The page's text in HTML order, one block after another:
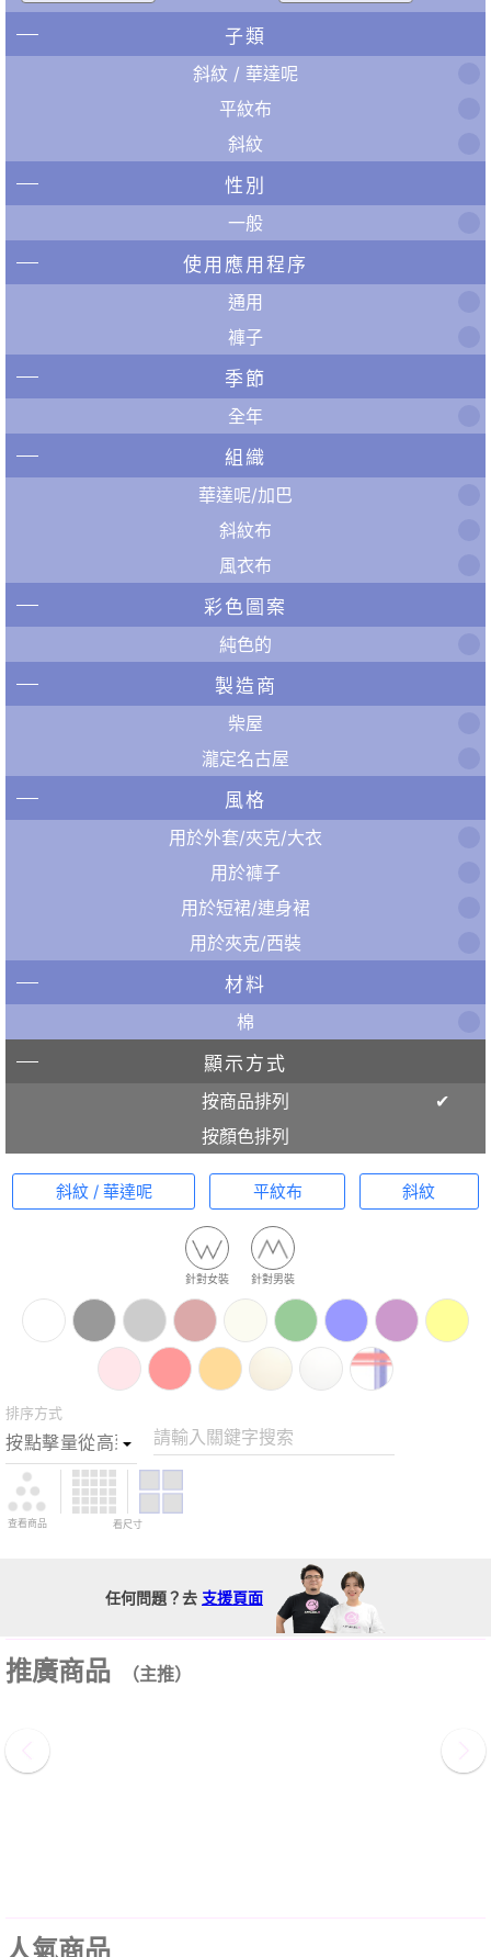
子類
斜紋 / 華達呢
平紋布
斜紋
性別
一般
使用應用程序
通用
褲子
季節
全年
組織
華達呢/加巴
斜紋布
風衣布
彩色圖案
純色的
製造商
柴屋
瀧定名古屋
風格
用於外套/夾克/大衣
用於褲子
用於短裙/連身裙
用於夾克/西裝
材料
棉
顯示方式
按商品排列
按顏色排列
斜紋 / 華達呢 平紋布 斜紋
針對女裝 針對男裝
排序方式
請輸入關鍵字搜索
查看商品 看尺寸
任何問題？去 支援頁面
推廣商品 （主推）
人氣商品